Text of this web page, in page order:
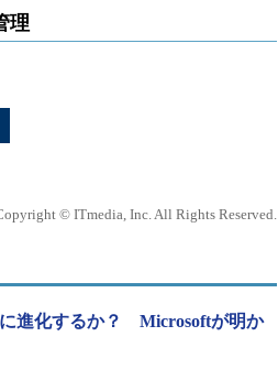
理
© ITmedia, Inc. All Rights Reserved.
に進化するか？ Microsoftが明か